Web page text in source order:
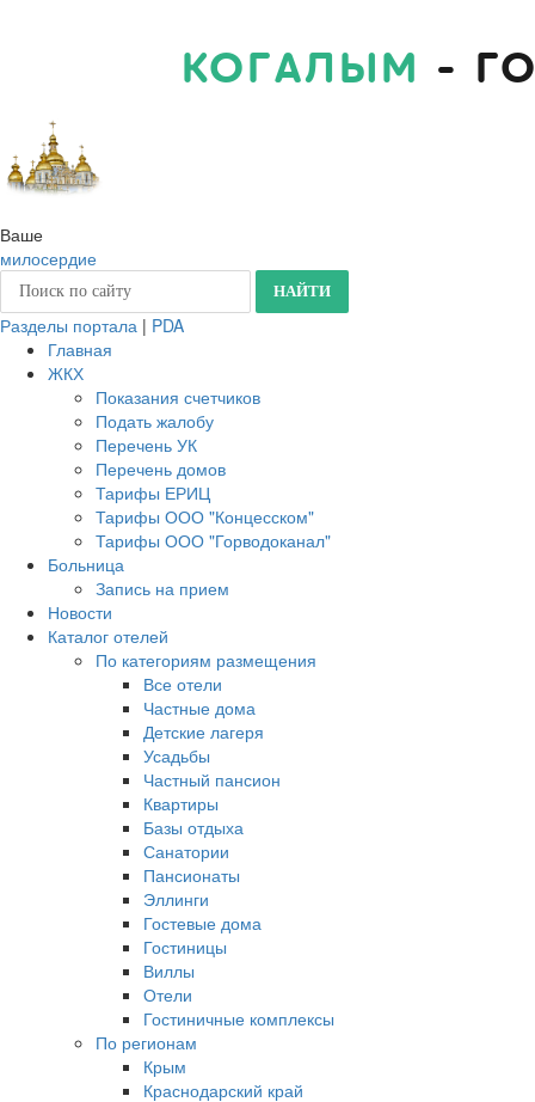
КОГАЛЫМ -
Ваше
милосердие
Разделы портала | PDA
Главная
ЖКХ
Показания счетчиков
Подать жалобу
Перечень УК
Перечень домов
Тарифы ЕРИЦ
Тарифы ООО "Концесском"
Тарифы ООО "Горводоканал"
Больница
Запись на прием
Новости
Каталог отелей
По категориям размещения
Все отели
Частные дома
Детские лагеря
Усадьбы
Частный пансион
Квартиры
Базы отдыха
Санатории
Пансионаты
Эллинги
Гостевые дома
Гостиницы
Виллы
Отели
Гостиничные комплексы
По регионам
Крым
Краснодарский край